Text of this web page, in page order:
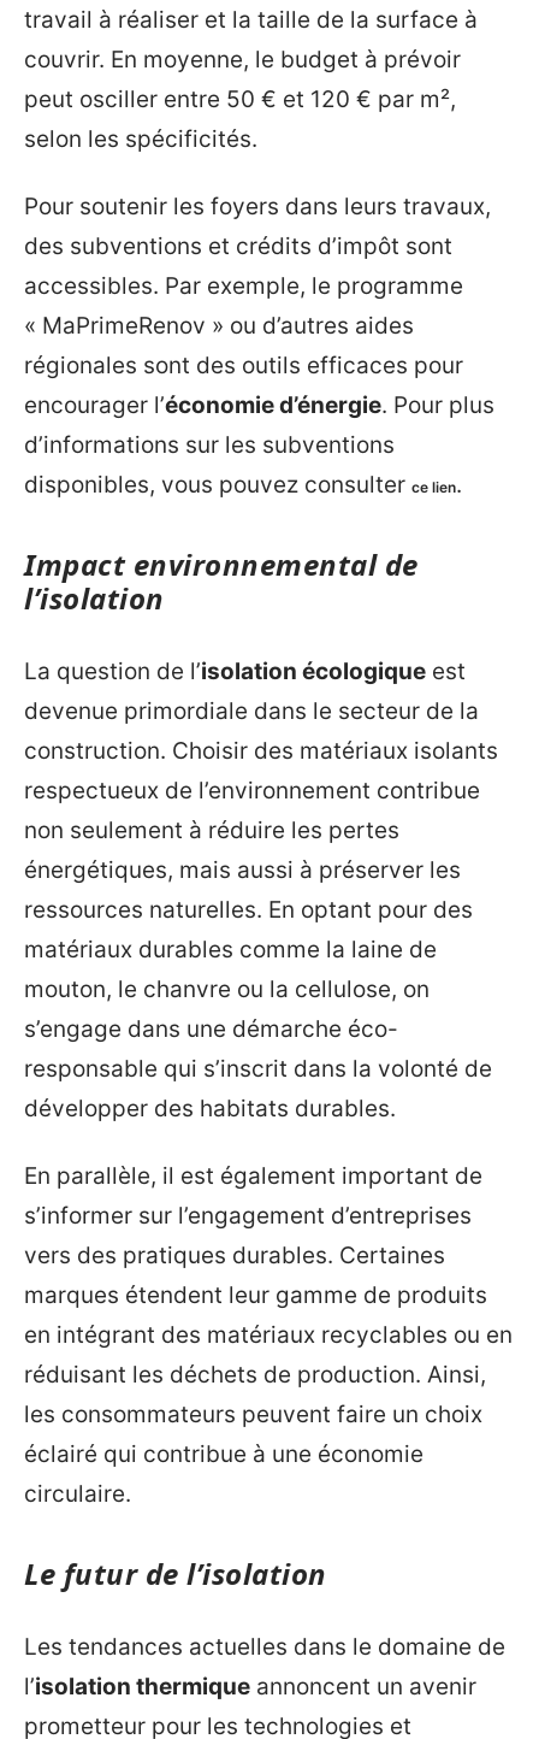
travail à réaliser et la taille de la surface à
couvrir. En moyenne, le budget à prévoir
peut osciller entre 50 € et 120 € par m²,
selon les spécificités.
Pour soutenir les foyers dans leurs travaux,
des subventions et crédits d’impôt sont
accessibles. Par exemple, le programme
« MaPrimeRenov » ou d’autres aides
régionales sont des outils efficaces pour
encourager l’économie d’énergie. Pour plus
d’informations sur les subventions
disponibles, vous pouvez consulter ce lien.
Impact environnemental de
l’isolation
La question de l’isolation écologique est
devenue primordiale dans le secteur de la
construction. Choisir des matériaux isolants
respectueux de l’environnement contribue
non seulement à réduire les pertes
énergétiques, mais aussi à préserver les
ressources naturelles. En optant pour des
matériaux durables comme la laine de
mouton, le chanvre ou la cellulose, on
s’engage dans une démarche éco-
responsable qui s’inscrit dans la volonté de
développer des habitats durables.
En parallèle, il est également important de
s’informer sur l’engagement d’entreprises
vers des pratiques durables. Certaines
marques étendent leur gamme de produits
en intégrant des matériaux recyclables ou en
réduisant les déchets de production. Ainsi,
les consommateurs peuvent faire un choix
éclairé qui contribue à une économie
circulaire.
Le futur de l’isolation
Les tendances actuelles dans le domaine de
l’isolation thermique annoncent un avenir
prometteur pour les technologies et